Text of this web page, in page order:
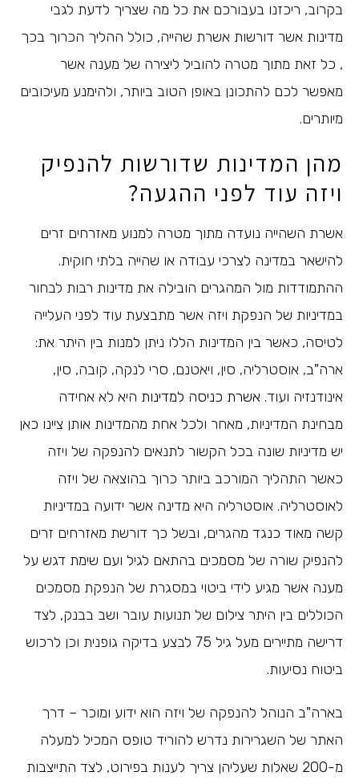
בקרוב, ריכזנו בעבורכם את כל מה שצריך לדעת לגבי
מדינות אשר דורשות אשרת שהייה, כולל ההליך הכרוך בכך
, כל זאת מתוך מטרה להוביל ליצירה של מענה אשר
מאפשר לכם להתכונן באופן הטוב ביותר, ולהימנע מעיכובים
מיותרים.
מהן המדינות שדורשות להנפיק
ויזה עוד לפני ההגעה?
אשרת השהייה נועדה מתוך מטרה למנוע מאזרחים זרים
להישאר במדינה לצרכי עבודה או שהייה בלתי חוקית.
ההתמודדות מול המהגרים הובילה את מדינות רבות לבחור
במדיניות של הנפקת ויזה אשר מתבצעת עוד לפני העלייה
לטיסה, כאשר בין המדינות הללו ניתן למנות בין היתר את:
ארה"ב, אוסטרליה, סין, ויאטנם, סרי לנקה, קובה, סין,
אינודנזיה ועוד.אשרת כניסה למדינותהיא לא אחידה
מבחינת המדיניות, מאחר ולכל אחת מהמדינות אותן ציינו כאן
יש מדיניות שונה בכל הקשור לתנאים להנפקה של ויזה
כאשר התהליך המורכב ביותר כרוך בהוצאה של ויזה
לאוסטרליה. אוסטרליה היא מדינה אשר ידועה במדיניות
קשה מאוד כנגד מהגרים, ובשל כך דורשת מאזרחים זרים
להנפיק שורה של מסמכים בהתאם לגיל ועם שימת דגש על
מענה אשר מגיע לידי ביטוי במסגרת של הנפקת מסמכים
הכוללים בין היתר צילום של תנועות עובר ושב בבנק, לצד
דרישה מתיירים מעל גיל 75 לבצע בדיקה גופנית וכן לרכוש
ביטוח נסיעות.
בארה"ב הנוהל להנפקה של ויזה הוא ידוע ומוכר – דרך
האתר של השגרירות נדרש להוריד טופס המכיל למעלה
מ-200 שאלות שעליהן צריך לענות בפירוט, לצד התייצבות